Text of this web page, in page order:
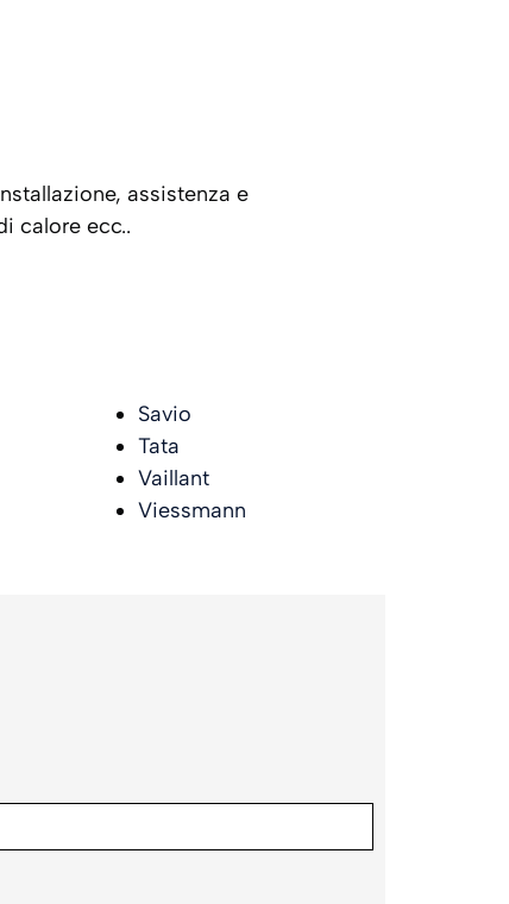
assistenza e
calore ecc..
Savio
Tata
Vaillant
Viessmann